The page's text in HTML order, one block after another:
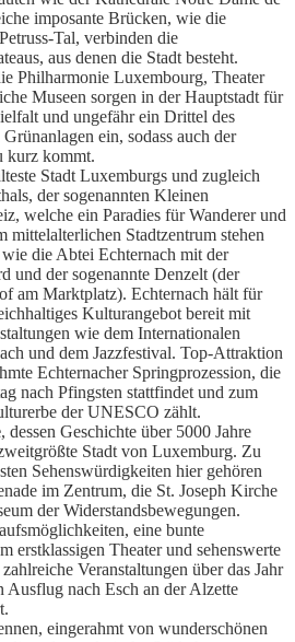
imposante Brücken, wie die
Tal, verbinden die
aus denen die Stadt besteht.
Philharmonie Luxembourg, Theater
Museen sorgen in der Hauptstadt für
und ungefähr ein Drittel des
ein, sodass auch der
kurz kommt.
Stadt Luxemburgs und zugleich
der sogenannten Kleinen
welche ein Paradies für Wanderer und
mittelalterlichen Stadtzentrum stehen
die Abtei Echternach mit der
und der sogenannte Denzelt (der
am Marktplatz). Echternach hält für
Kulturangebot bereit mit
wie dem Internationalen
und dem Jazzfestival. Top-Attraktion
Echternacher Springprozession, die
nach Pfingsten stattfindet und zum
der UNESCO zählt.
, dessen Geschichte über 5000 Jahre
Stadt von Luxemburg. Zu
Sehenswürdigkeiten hier gehören
im Zentrum, die St. Joseph Kirche
der Widerstandsbewegungen.
eine bunte
erstklassigen Theater und sehenswerte
Veranstaltungen über das Jahr
Ausflug nach Esch an der Alzette
eingerahmt von wunderschönen